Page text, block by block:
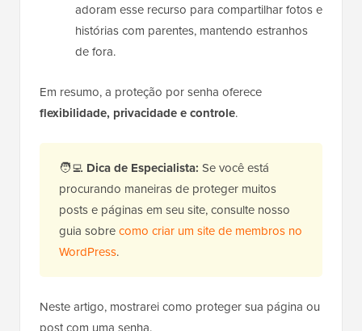
adoram esse recurso para compartilhar fotos e
histórias com parentes, mantendo estranhos
de fora.
Em resumo, a proteção por senha oferece
flexibilidade, privacidade e controle.
🧑‍💻 Dica de Especialista: Se você está
procurando maneiras de proteger muitos
posts e páginas em seu site, consulte nosso
guia sobrecomo criar um site de membros no
WordPress.
Neste artigo, mostrarei como proteger sua página ou